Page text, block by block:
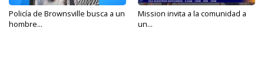
Policía de Brownsville busca a un
hombre...
Mission invita a la comunidad a
un...